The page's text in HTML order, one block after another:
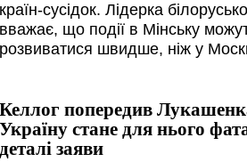
країн-сусідок. Лідерка
вважає, що події в Мінську
розвиватися швидше, ніж у
Келлог попередив
Україну стане для нього
деталі заяви